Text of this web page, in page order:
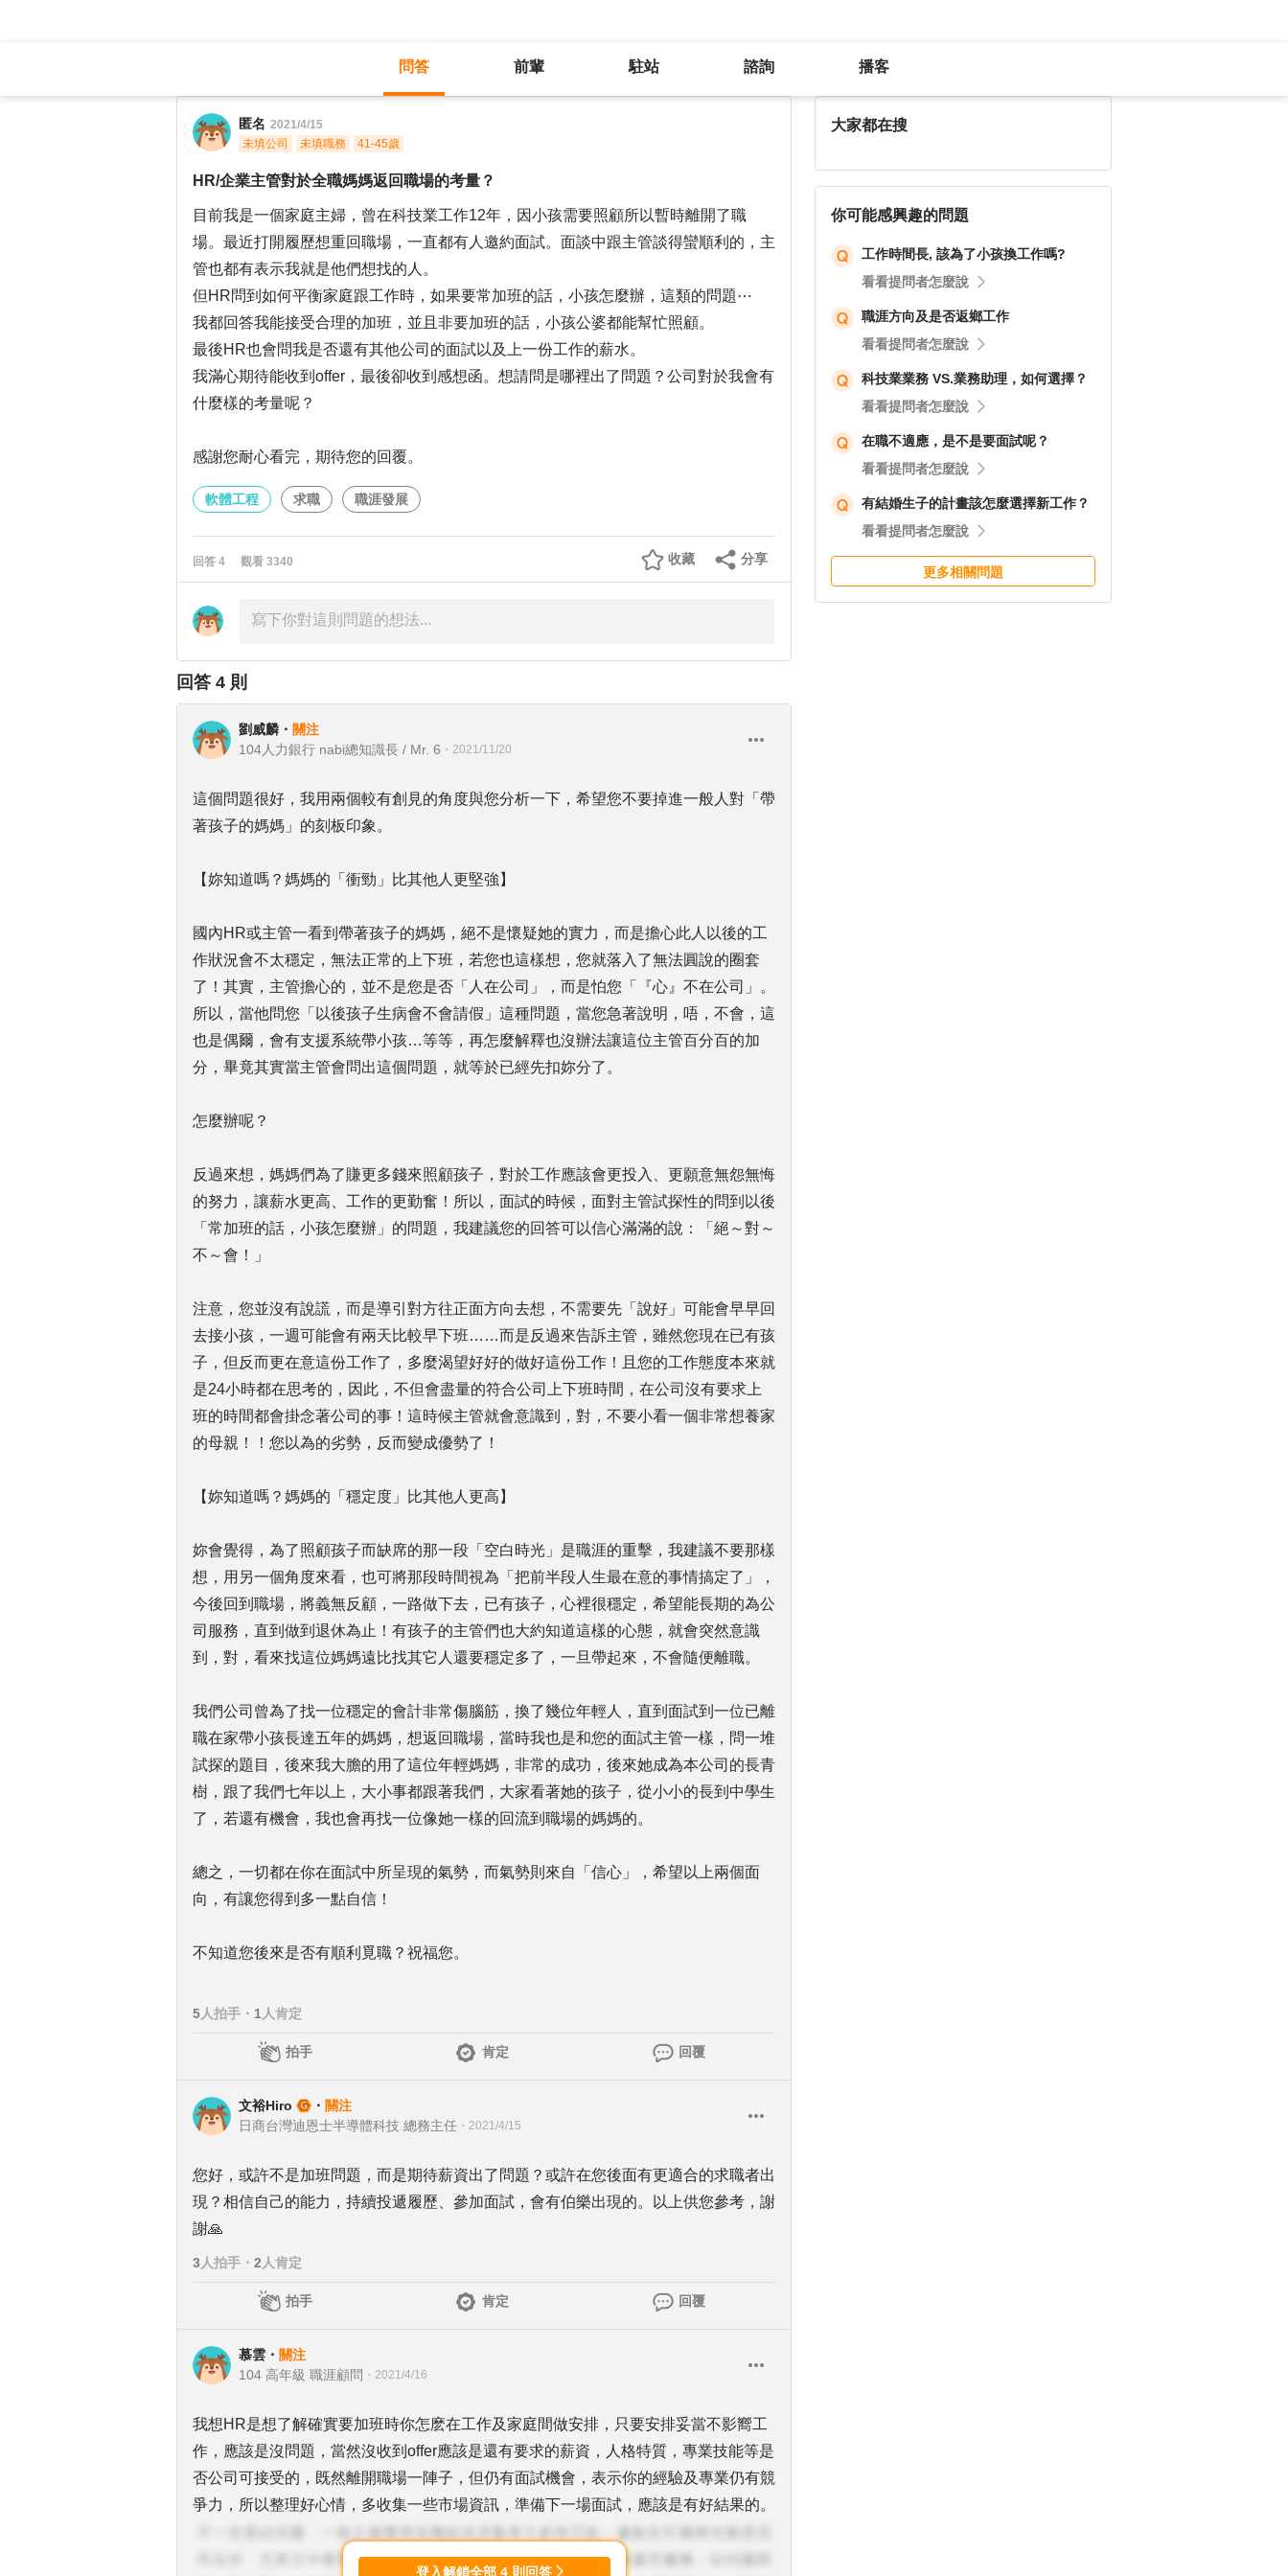
問答 前輩 駐站 諮詢 播客
匿名 2021/4/15
未填公司
未填職務 41-45歲
HR/企業主管對於全職媽媽返回職場的考量？
目前我是一個家庭主婦，曾在科技業工作12年，因小孩需要照顧所以暫時離開了職
場。最近打開履歷想重回職場，一直都有人邀約面試。面談中跟主管談得蠻順利的，主
管也都有表示我就是他們想找的人。
但HR問到如何平衡家庭跟工作時，如果要常加班的話，小孩怎麼辦，這類的問題⋯
我都回答我能接受合理的加班，並且非要加班的話，小孩公婆都能幫忙照顧。
最後HR也會問我是否還有其他公司的面試以及上一份工作的薪水。
我滿心期待能收到offer，最後卻收到感想函。想請問是哪裡出了問題？公司對於我會有
什麼樣的考量呢？
感謝您耐心看完，期待您的回覆。
軟體工程 求職 職涯發展
回答 4 觀看 3340 分享
收藏
回答 4 則
劉威麟 ・ 關注
104人力銀行 nabi總知識長 / Mr. 6 ・ 2021/11/20
這個問題很好，我用兩個較有創見的角度與您分析一下，希望您不要掉進一般人對「帶
著孩子的媽媽」的刻板印象。
【妳知道嗎？媽媽的「衝勁」比其他人更堅強】
國內HR或主管一看到帶著孩子的媽媽，絕不是懷疑她的實力，而是擔心此人以後的工
作狀況會不太穩定，無法正常的上下班，若您也這樣想，您就落入了無法圓說的圈套
了！其實，主管擔心的，並不是您是否「人在公司」，而是怕您「『心』不在公司」。
所以，當他問您「以後孩子生病會不會請假」這種問題，當您急著說明，唔，不會，這
也是偶爾，會有支援系統帶小孩…等等，再怎麼解釋也沒辦法讓這位主管百分百的加
分，畢竟其實當主管會問出這個問題，就等於已經先扣妳分了。
怎麼辦呢？
反過來想，媽媽們為了賺更多錢來照顧孩子，對於工作應該會更投入、更願意無怨無悔
的努力，讓薪水更高、工作的更勤奮！所以，面試的時候，面對主管試探性的問到以後
「常加班的話，小孩怎麼辦」的問題，我建議您的回答可以信心滿滿的說：「絕～對～
不～會！」
注意，您並沒有說謊，而是導引對方往正面方向去想，不需要先「說好」可能會早早回
去接小孩，一週可能會有兩天比較早下班……而是反過來告訴主管，雖然您現在已有孩
子，但反而更在意這份工作了，多麼渴望好好的做好這份工作！且您的工作態度本來就
是24小時都在思考的，因此，不但會盡量的符合公司上下班時間，在公司沒有要求上
班的時間都會掛念著公司的事！這時候主管就會意識到，對，不要小看一個非常想養家
的母親！！您以為的劣勢，反而變成優勢了！
【妳知道嗎？媽媽的「穩定度」比其他人更高】
妳會覺得，為了照顧孩子而缺席的那一段「空白時光」是職涯的重擊，我建議不要那樣
想，用另一個角度來看，也可將那段時間視為「把前半段人生最在意的事情搞定了」，
今後回到職場，將義無反顧，一路做下去，已有孩子，心裡很穩定，希望能長期的為公
司服務，直到做到退休為止！有孩子的主管們也大約知道這樣的心態，就會突然意識
到，對，看來找這位媽媽遠比找其它人還要穩定多了，一旦帶起來，不會隨便離職。
我們公司曾為了找一位穩定的會計非常傷腦筋，換了幾位年輕人，直到面試到一位已離
職在家帶小孩長達五年的媽媽，想返回職場，當時我也是和您的面試主管一樣，問一堆
試探的題目，後來我大膽的用了這位年輕媽媽，非常的成功，後來她成為本公司的長青
樹，跟了我們七年以上，大小事都跟著我們，大家看著她的孩子，從小小的長到中學生
了，若還有機會，我也會再找一位像她一樣的回流到職場的媽媽的。
總之，一切都在你在面試中所呈現的氣勢，而氣勢則來自「信心」，希望以上兩個面
向，有讓您得到多一點自信！
不知道您後來是否有順利覓職？祝福您。
5人拍手 ・ 1 人肯定
拍手 肯定 回覆
文裕Hiro ・ 關注
日商台灣迪恩士半導體科技 總務主任 ・ 2021/4/15
您好，或許不是加班問題，而是期待薪資出了問題？或許在您後面有更適合的求職者出
現？相信自己的能力，持續投遞履歷、參加面試，會有伯樂出現的。以上供您參考，謝
謝🙏
3人拍手 ・ 2 人肯定
拍手 肯定 回覆
慕雲 ・ 關注
104 高年級 職涯顧問 ・ 2021/4/16
我想HR是想了解確實要加班時你怎麽在工作及家庭間做安排，只要安排妥當不影嚮工
作，應該是沒問題，當然沒收到offer應該是還有要求的薪資，人格特質，專業技能等是
否公司可接受的，既然離開職場一陣子，但仍有面試機會，表示你的經驗及專業仍有競
爭力，所以整理好心情，多收集一些市場資訊，準備下一場面試，應該是有好結果的。
登入解鎖全部 4 則回答
大家都在搜
你可能感興趣的問題
工作時間長, 該為了小孩換工作嗎?
看看提問者怎麼說
職涯方向及是否返鄉工作
看看提問者怎麼說
科技業業務 VS.業務助理，如何選擇？
看看提問者怎麼說
在職不適應，是不是要面試呢？
看看提問者怎麼說
有結婚生子的計畫該怎麼選擇新工作？
看看提問者怎麼說
更多相關問題